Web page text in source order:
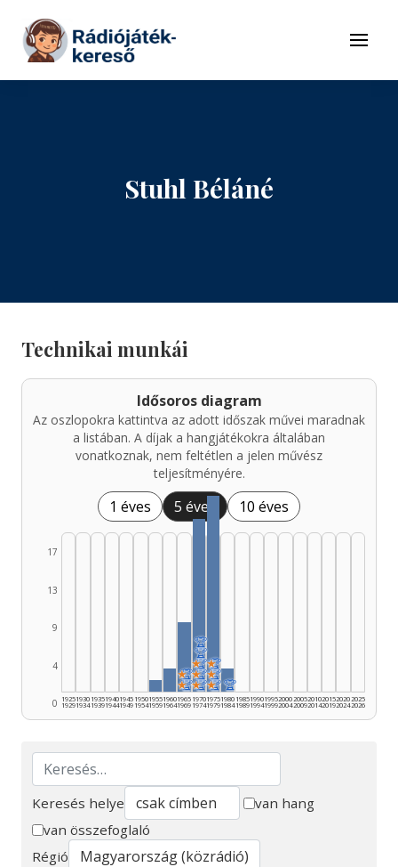
Tovább a tartalomhoz
Menü
Stuhl Béláné
Technikai munkái
Idősoros diagram
Az oszlopokra kattintva az adott időszak művei maradnak
a listában. A díjak a hangjátékokra általában
vonatkoznak, nem feltétlen a jelen művész
teljesítményére.
1 éves 5 éves 10 éves
0
4
9
13
17
1925
1929
1930
1934
1935
1939
1940
1944
1945
1949
1950
1954
1955
1959
1960
1964
🏆
🏆
★
★
1965
1969
🏆
🏆
🏆
🏆
🏆
★
★
★
1970
1974
🏆
🏆
🏆
★
★
★
1975
1979
🏆
1980
1984
1985
1989
1990
1994
1995
1999
2000
2004
2005
2009
2010
2014
2015
2019
2020
2024
2025
2026
Keresés
Keresés helye
van hang
van összefoglaló
Régió